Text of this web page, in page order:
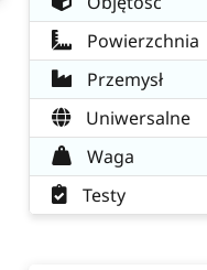
Powierzchnia
Przemysł
Uniwersalne
Waga
Testy